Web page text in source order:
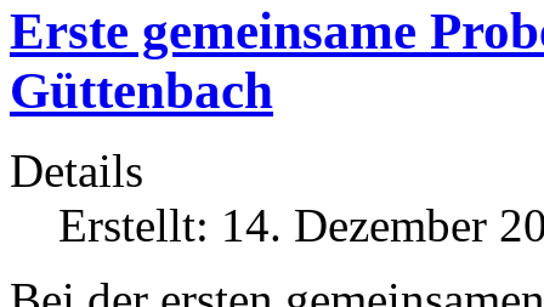
Erste gemeinsame
Güttenbach
Details
Erstellt: 14. Dezember